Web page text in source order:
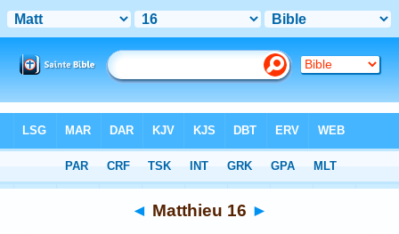
> Matthieu 16
◄ Matthieu 16 ►